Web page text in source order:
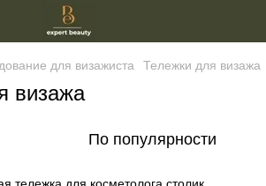
для визажиста Тележки для визажа
визажа
По популярности